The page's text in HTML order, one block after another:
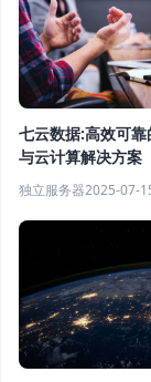
七云数据:高效可
与云计算解决方案
独立服务器2025-07-